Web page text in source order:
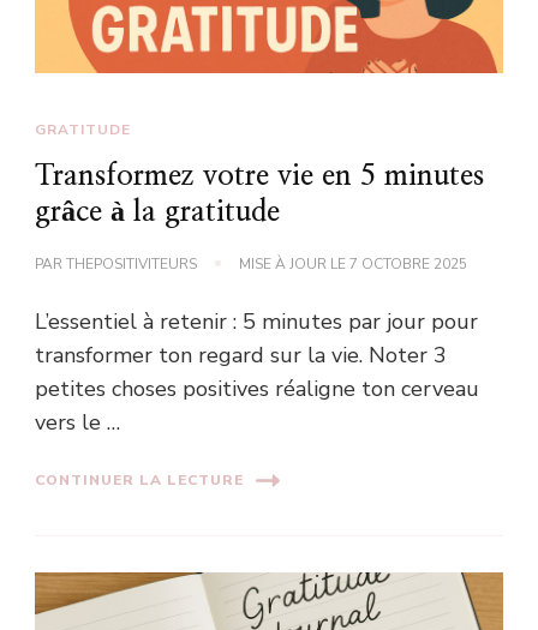
GRATITUDE
Transformez votre vie en 5 minutes
grâce à la gratitude
PARTHEPOSITIVITEURS MISE À JOUR LE7 OCTOBRE 2025
L’essentiel à retenir : 5 minutes par jour pour
transformer ton regard sur la vie. Noter 3
petites choses positives réaligne ton cerveau
vers le …
CONTINUER LA LECTURE